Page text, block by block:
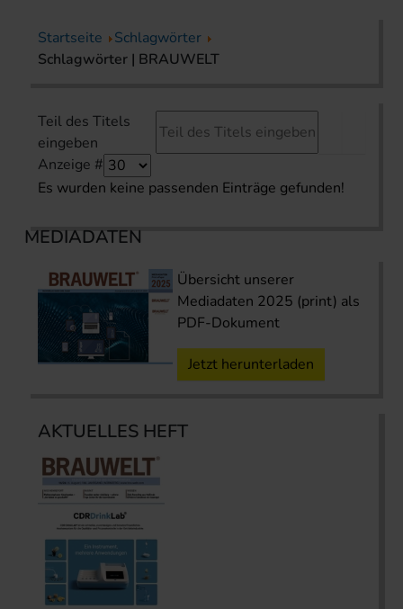
Startseite
Schlagwörter
Schlagwörter | BRAUWELT
Teil des Titels
eingeben
Anzeige #
Es wurden keine passenden Einträge gefunden!
MEDIADATEN
Übersicht unserer
Mediadaten 2025 (print) als
PDF-Dokument
Jetzt herunterladen
AKTUELLES HEFT